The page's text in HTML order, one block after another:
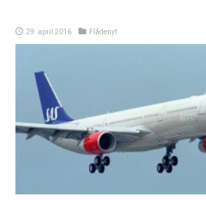
29. april 2016 Flådenyt